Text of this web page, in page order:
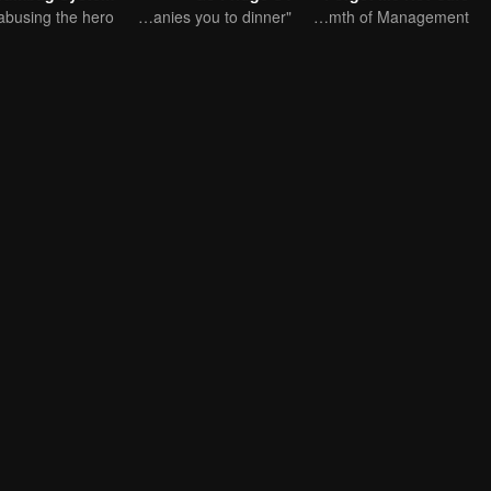
Huang Bo and Song Zuer Zhang Yuankun's Warmth of Management
"Hormone" accompanies you to dinner